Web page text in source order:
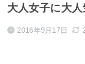
大人女子に大人
2016年9月17日